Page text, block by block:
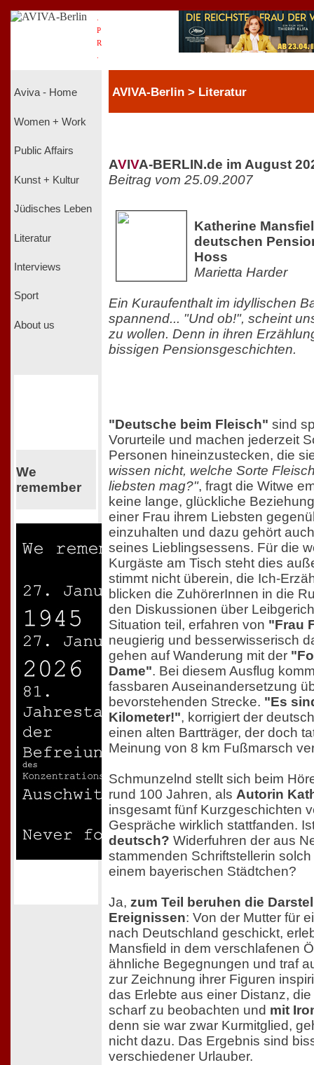
P
R
Aviva - Home
Women + Work
Public Affairs
Kunst + Kultur
Jüdisches Leben
Literatur
Interviews
Sport
About us
We
remember
AVIVA-Berlin > Literatur
AVIVA-BERLIN.de im August
Beitrag vom 25.09.2007
Katherine
deutschen
Hoss
Marietta Harder
Ein Kuraufenthalt im idyllischen
spannend... "Und ob!", scheint
zu wollen. Denn in ihren
bissigen Pensionsgeschichten.
"Deutsche beim Fleisch" sind
Vorurteile und machen jederzeit
Personen hineinzustecken, die
wissen nicht, welche Sorte
liebsten mag?", fragt die Witwe
keine lange, glückliche
einer Frau ihrem Liebsten
einzuhalten und dazu gehört
seines Lieblingsessens. Für die
Kurgäste am Tisch steht dies
stimmt nicht überein, die Ich-
blicken die ZuhörerInnen in die
den Diskussionen über
Situation teil, erfahren von "Frau
neugierig und besserwisserisch
gehen auf Wanderung mit der
Dame". Bei diesem Ausflug
fassbaren Auseinandersetzung
bevorstehenden Strecke. "Es
Kilometer!", korrigiert der
einen alten Bartträger, der doch
Meinung von 8 km Fußmarsch
Schmunzelnd stellt sich beim
rund 100 Jahren, als Autorin
insgesamt fünf Kurzgeschichten
Gespräche wirklich stattfanden.
deutsch? Widerfuhren der aus
stammenden Schriftstellerin
einem bayerischen Städtchen?
Ja, zum Teil beruhen die
Ereignissen: Von der Mutter für
nach Deutschland geschickt,
Mansfield in dem verschlafenen
ähnliche Begegnungen und traf
zur Zeichnung ihrer Figuren
das Erlebte aus einer Distanz,
scharf zu beobachten und mit
denn sie war zwar Kurmitglied,
nicht dazu. Das Ergebnis sind
verschiedener Urlauber.